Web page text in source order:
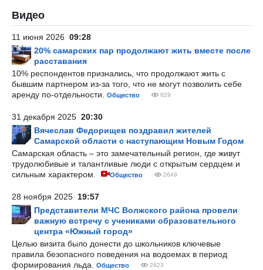
Видео
11 июня 2026 09:28
20% самарских пар продолжают жить вместе после
расставания
10% респондентов признались, что продолжают жить с
бывшим партнером из-за того, что не могут позволить себе
аренду по-отдельности.
Общество 829
31 декабря 2025 20:30
Вячеслав Федорищев поздравил жителей
Самарской области с наступающим Новым Годом
Самарская область – это замечательный регион, где живут
трудолюбивые и талантливые люди с открытым сердцем и
сильным характером.
Общество 2649
28 ноября 2025 19:57
Представители МЧС Волжского района провели
важную встречу с учениками образовательного
центра «Южный город»
Целью визита было донести до школьников ключевые
правила безопасного поведения на водоемах в период
формирования льда.
Общество 2823